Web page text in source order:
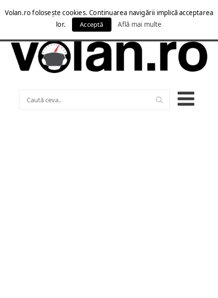
Volan.ro folosește cookies. Continuarea navigării implică acceptarea
lor.
Acceptă Află mai multe